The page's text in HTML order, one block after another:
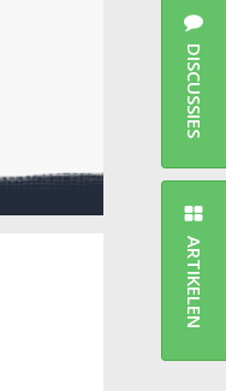
DISCUSSIES
ARTIKELEN